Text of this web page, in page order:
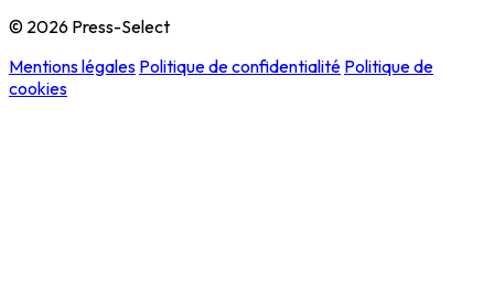
© 2026 Press-Select
Mentions légales Politique de confidentialité Politique de
cookies